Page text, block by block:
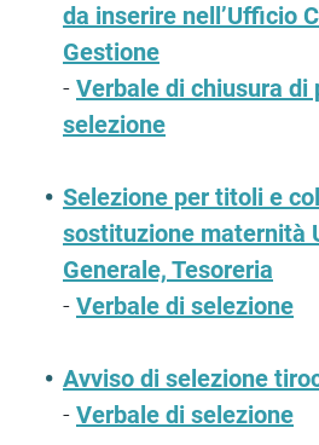
da inserire nell’Ufficio
Gestione
- Verbale di chiusura di
selezione
Selezione per titoli e
sostituzione maternità
Generale, Tesoreria
- Verbale di selezione
Avviso di selezione
- Verbale di selezione